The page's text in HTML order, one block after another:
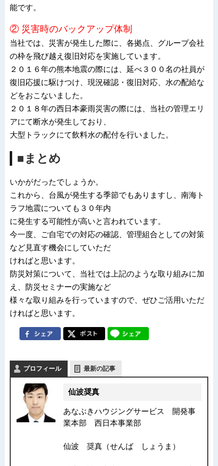
能です。
② 災害時のバックアップ体制
当社では、災害が発生した際に、各拠点、グループ会社
の枠を飛び越え復旧対応を実施しています。
２０１６年の熊本地震の際には、延べ３００名の社員が
復旧応援に駆けつけ、現況確認・復旧対応、水の配給な
どをおこないました。
２０１８年の西日本豪雨災害の際には、当社の管理エリ
アにて断水が発生しており、
大型トラックにて飲料水の配付を行いました。
■まとめ
いかがだったでしょうか。
これから、台風が発生する季節でもありますし、南海ト
ラフ地震についても３０年内
に発生する可能性が高いと言われています。
今一度、ご自宅での対応の確認、管理組合としての対策
など見直す機会にしていただ
ければと思います。
防災対策について、当社では上記のような取り組みに加
え、防災セミナーの実施など
様々な取り組みを行っていますので、ぜひご活用いただ
ければと思います。
プロフィール 最新の記事
仙波奨真
あなぶきハウジングサービス 開発事
業本部 西日本事業部
仙波 奨真（せんば しょうま）